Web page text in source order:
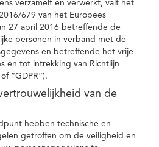
verzamelt en verwerkt, valt het
679 van het Europees
27 april 2016 betreffende de
personen in verband met de
en betreffende het vrije
en tot intrekking van Richtlijn
“GDPR”).
van de
hebben technische en
getroffen om de veiligheid en